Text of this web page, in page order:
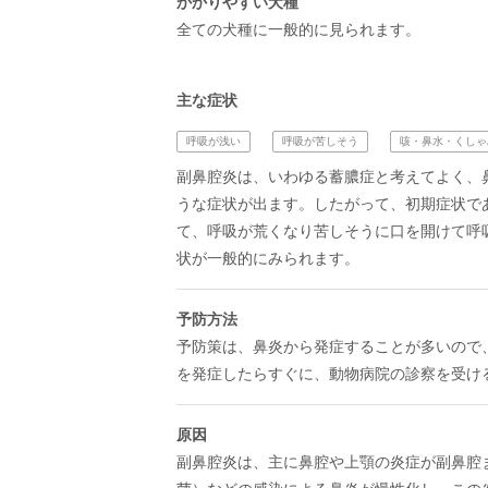
全ての犬種に一般的に見られます。
主な症状
呼吸が浅い 呼吸が苦しそう 咳・鼻水・くし
副鼻腔炎は、いわゆる蓄膿症と考えてよく
うな症状が出ます。したがって、初期症状
て、呼吸が荒くなり苦しそうに口を開けて
状が一般的にみられます。
予防方法
予防策は、鼻炎から発症することが多いの
を発症したらすぐに、動物病院の診察を受
原因
副鼻腔炎は、主に鼻腔や上顎の炎症が副鼻